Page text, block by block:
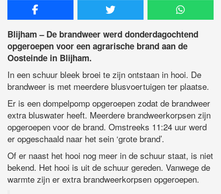
Blijham – De brandweer werd donderdagochtend
opgeroepen voor een agrarische brand aan de
Oosteinde in Blijham.
In een schuur bleek broei te zijn ontstaan in hooi. De
brandweer is met meerdere blusvoertuigen ter plaatse.
Er is een dompelpomp opgeroepen zodat de brandweer
extra bluswater heeft. Meerdere brandweerkorpsen zijn
opgeroepen voor de brand. Omstreeks 11:24 uur werd
er opgeschaald naar het sein ‘grote brand’.
Of er naast het hooi nog meer in de schuur staat, is niet
bekend. Het hooi is uit de schuur gereden. Vanwege de
warmte zijn er extra brandweerkorpsen opgeroepen.